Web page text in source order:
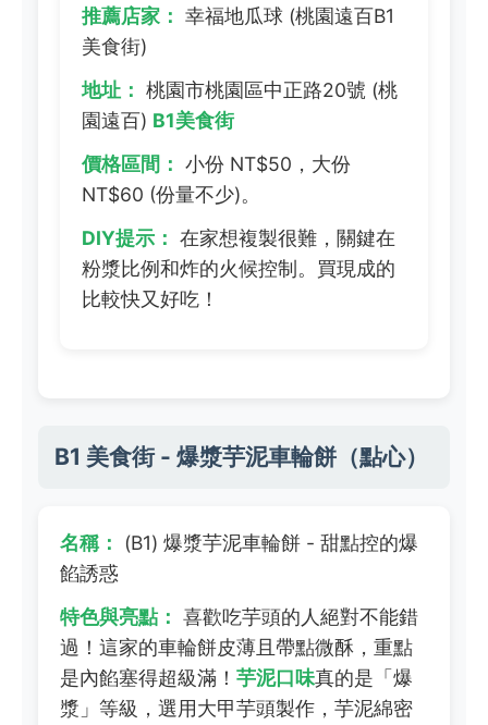
推薦店家： 幸福地瓜球 (桃園遠百B1
美食街)
地址： 桃園市桃園區中正路20號 (桃
園遠百) B1美食街
價格區間： 小份 NT$50，大份
NT$60 (份量不少)。
DIY提示： 在家想複製很難，關鍵在
粉漿比例和炸的火候控制。買現成的
比較快又好吃！
B1 美食街 - 爆漿芋泥車輪餅（點心）
名稱：
(B1) 爆漿芋泥車輪餅 - 甜點控的爆
餡誘惑
特色與亮點： 喜歡吃芋頭的人絕對不能錯
過！這家的車輪餅皮薄且帶點微酥，重點
是內餡塞得超級滿！ 芋泥口味真的是「爆
漿」等級，選用大甲芋頭製作，芋泥綿密